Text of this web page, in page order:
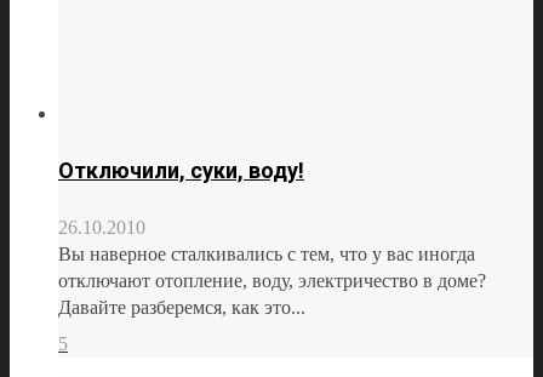
Отключили, суки, воду!
26.10.2010
Вы наверное сталкивались с тем, что у вас иногда
отключают отопление, воду, электричество в доме?
Давайте разберемся, как это...
5